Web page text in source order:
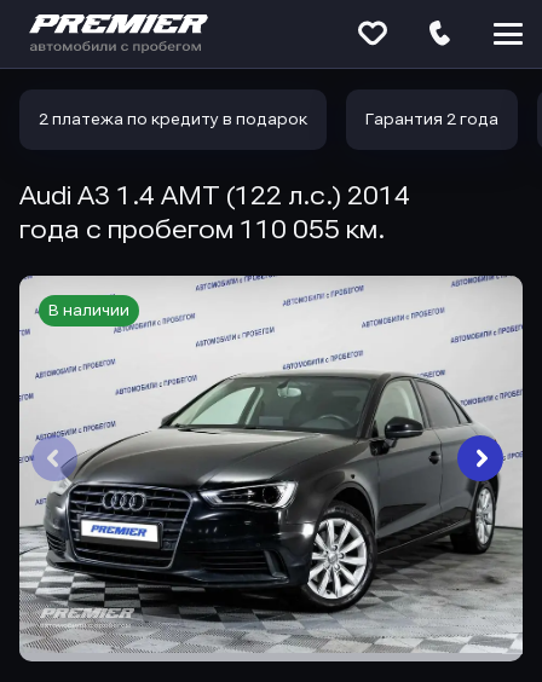
2 платежа по кредиту в подарок Гарантия 2 года
Audi A3 1.4 AMT (122 л.с.) 2014
года с пробегом 110 055 км.
В наличии